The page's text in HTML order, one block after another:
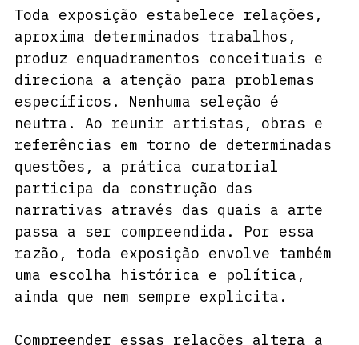
Toda exposição estabelece relações,
aproxima determinados trabalhos,
produz enquadramentos conceituais e
direciona a atenção para problemas
específicos. Nenhuma seleção é
neutra. Ao reunir artistas, obras e
referências em torno de determinadas
questões, a prática curatorial
participa da construção das
narrativas através das quais a arte
passa a ser compreendida. Por essa
razão, toda exposição envolve também
uma escolha histórica e política,
ainda que nem sempre explicita.
Compreender essas relações altera a